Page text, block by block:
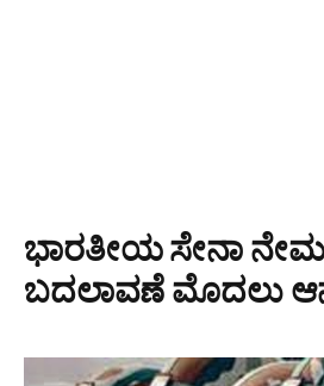
ಭಾರತೀಯ ಸೇನಾ
ಬದಲಾವಣೆ ಮೊದಲು